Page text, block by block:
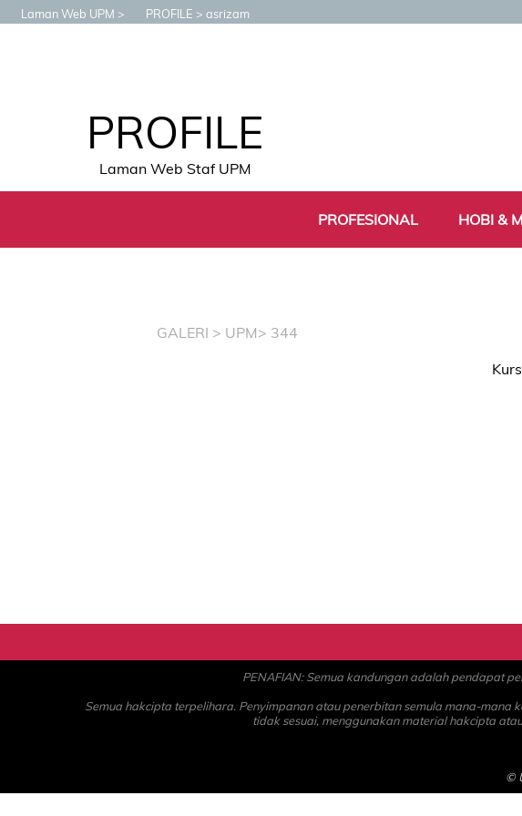
Laman Web UPM PROFILE asrizam
PROFILE
Laman Web Staf UPM
PROFESIONAL HOBI &
GALERI > UPM> 344
PENAFIAN: Semua kandungan adalah pendapat
Semua hakcipta terpelihara. Penyimpanan atau penerbitan semula mana-
tidak sesuai, menggunakan material hakcipta
©